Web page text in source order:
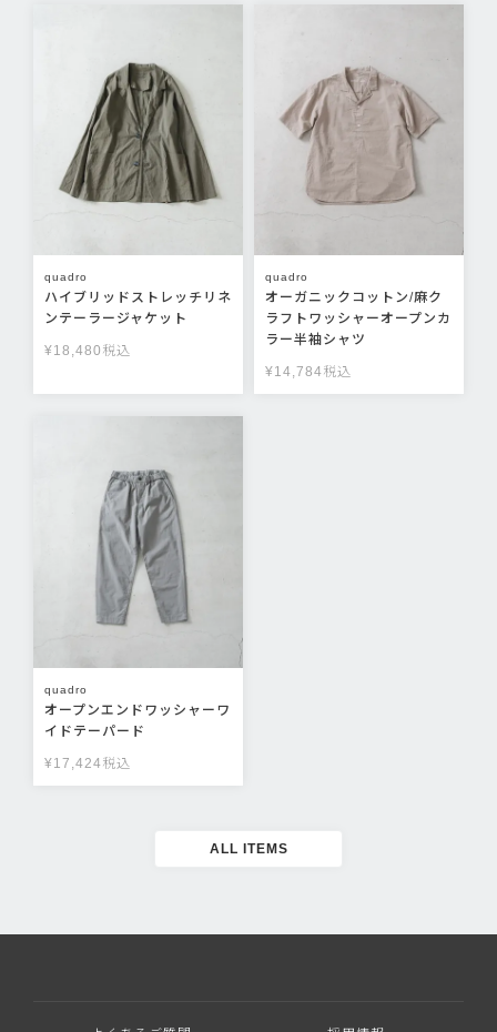
quadro
ハイブリッドストレッチリネ
ンテーラージャケット
¥18,480 税込
quadro
オーガニックコットン/麻ク
ラフトワッシャーオープンカ
ラー半袖シャツ
¥14,784税込
quadro
オープンエンドワッシャーワ
イドテーパード
¥17,424税込
ALL ITEMS